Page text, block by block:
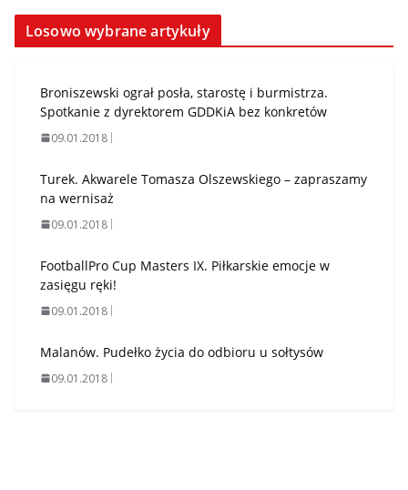
Losowo wybrane artykuły
Broniszewski ograł posła, starostę i burmistrza.
Spotkanie z dyrektorem GDDKiA bez konkretów
09.01.2018
Turek. Akwarele Tomasza Olszewskiego – zapraszamy
na wernisaż
09.01.2018
FootballPro Cup Masters IX. Piłkarskie emocje w
zasięgu ręki!
09.01.2018
Malanów. Pudełko życia do odbioru u sołtysów
09.01.2018